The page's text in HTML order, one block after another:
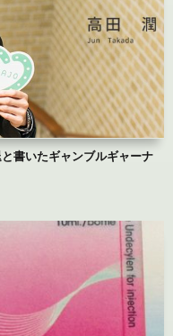
書いたギャンブルギャーナ